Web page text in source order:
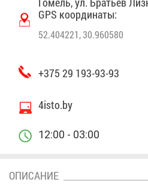
GPS ко­ор­ди­на­ты:
52.404221, 30.960580
+375 29 193-93-93
4isto.by
12:00 - 03:00
ОПИ­СА­НИЕ